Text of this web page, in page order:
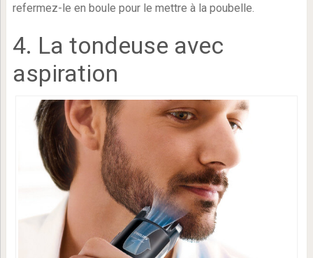
refermez-le en boule pour le mettre à la poubelle.
4. La tondeuse avec
aspiration